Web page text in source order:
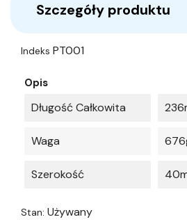
Szczegóły produktu
Indeks PT001
Opis
Długość Całkowita
Waga
Szerokość
Stan: Używany